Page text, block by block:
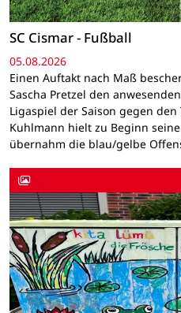
SC Cismar - Fußball
05.08.2026
Einen Auftakt nach Maß
Sascha Pretzel den
Ligaspiel der Saison gegen den
Kuhlmann hielt zu Beginn
übernahm die blau/gelbe